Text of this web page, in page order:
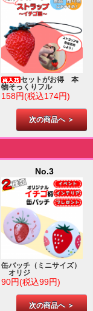
セットがお得 本
物そっくりフル
158円(税込174円)
次の商品へ ＞
No.3
缶バッチ（ミニサイズ）
オリジ
90円(税込99円)
次の商品へ ＞